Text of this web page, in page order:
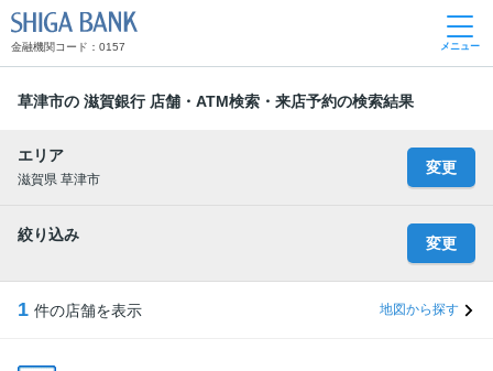
金融機関コード：0157 メニュー
草津市の 滋賀銀行 店舗・ATM検索・来店予約の検索結果
エリア
滋賀県 草津市
変更
絞り込み 変更
1 件の店舗を表示 地図から探す